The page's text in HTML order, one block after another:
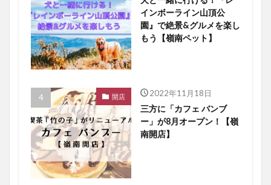
インボーライン山頂公
園』で絶景&グルメを楽し
もう【嶺南ペット】
開店 2022年11月18日
三方に「カフェ バンブ
ー」が8月オープン！【嶺
南開店】